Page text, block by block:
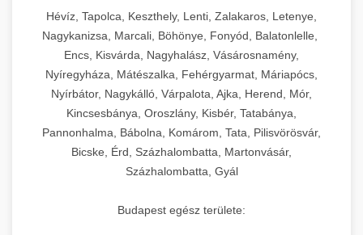
Hévíz, Tapolca, Keszthely, Lenti, Zalakaros, Letenye,
Nagykanizsa, Marcali, Böhönye, Fonyód, Balatonlelle,
Encs, Kisvárda, Nagyhalász, Vásárosnamény,
Nyíregyháza, Mátészalka, Fehérgyarmat, Máriapócs,
Nyírbátor, Nagykálló, Várpalota, Ajka, Herend, Mór,
Kincsesbánya, Oroszlány, Kisbér, Tatabánya,
Pannonhalma, Bábolna, Komárom, Tata, Pilisvörösvár,
Bicske, Érd, Százhalombatta, Martonvásár,
Százhalombatta, Gyál
Budapest egész területe: